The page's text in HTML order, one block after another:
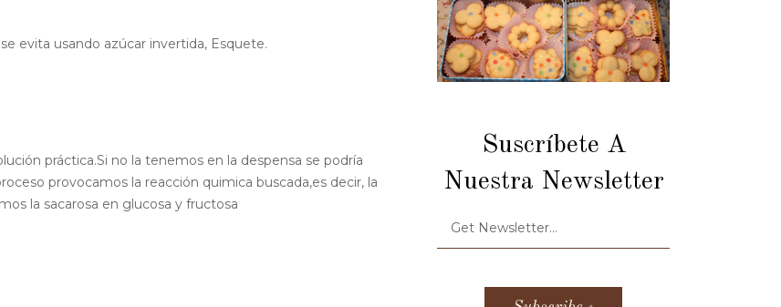
evita usando azúcar invertida, Esquete.
práctica.Si no la tenemos en la despensa se podría
provocamos la reacción quimica buscada,es decir, la
la sacarosa en glucosa y fructosa
Suscríbete A
Nuestra Newsletter